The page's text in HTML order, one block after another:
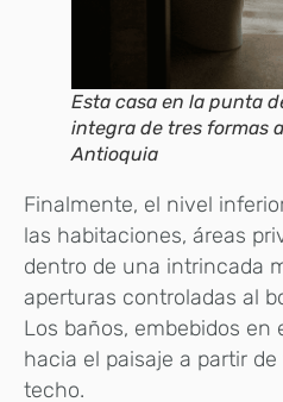
Esta casa en la punta
integra de tres formas
Antioquia
Finalmente, el nivel
las habitaciones, áreas
dentro de una intrincada
aperturas controladas al
Los baños, embebidos en
hacia el paisaje a partir
techo.